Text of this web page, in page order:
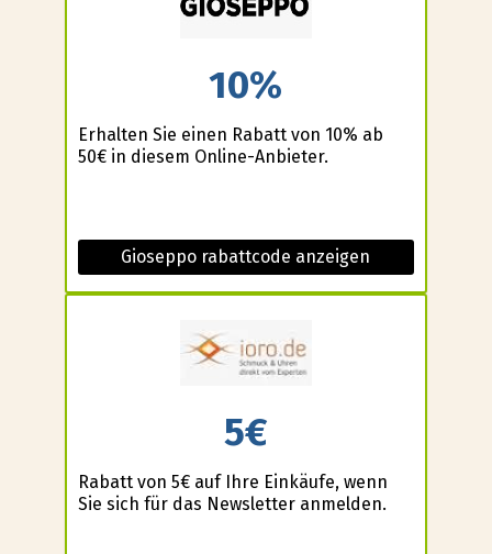
10%
Erhalten Sie einen Rabatt von 10% ab
50€ in diesem Online-Anbieter.
Gioseppo rabattcode anzeigen
5€
Rabatt von 5€ auf Ihre Einkäufe, wenn
Sie sich für das Newsletter anmelden.